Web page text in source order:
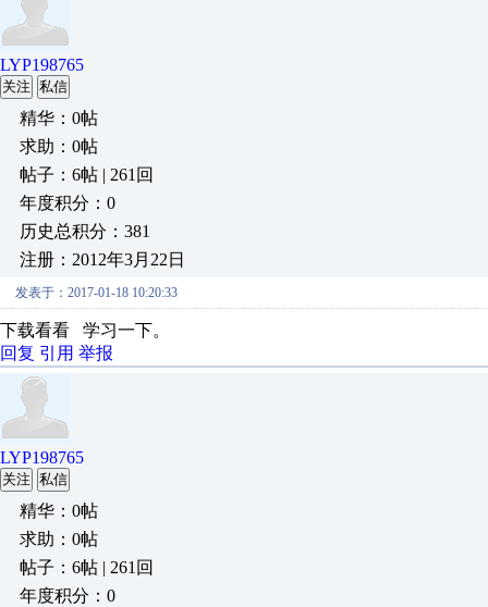
LYP198765
关注 私信
精华：0帖
求助：0帖
帖子：6帖 | 261回
年度积分：0
历史总积分：381
注册：2012年3月22日
发表于：2017-01-18 10:20:33
下载看看 学习一下。
回复 引用 举报
LYP198765
关注 私信
精华：0帖
求助：0帖
帖子：6帖 | 261回
年度积分：0